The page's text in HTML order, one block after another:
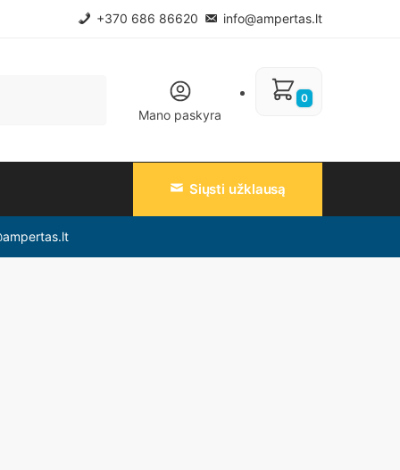
+370 686 86620 info@ampertas.lt
Mano paskyra
0
Siųsti užklausą